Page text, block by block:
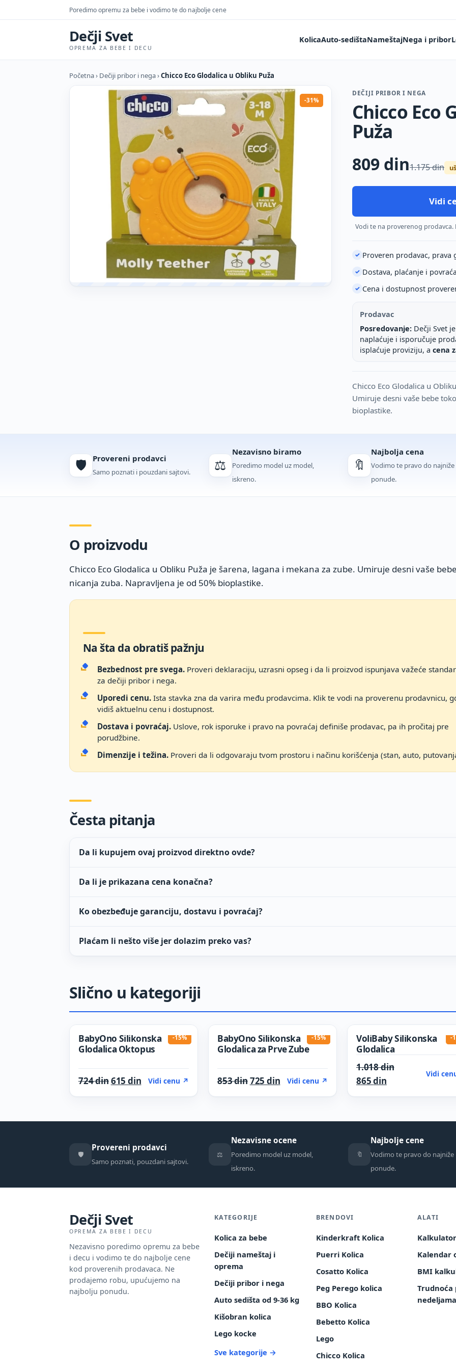
Poredimo opremu za bebe i vodimo te do najbolje cene
Dečji Svet
OPREMA ZA BEBE I DECU
KolicaAuto-sedištaNameštajNega i pribor
Početna› Dečiji pribor i nega›Chicco Eco Glodalica u Obliku Puža
-31%
DEČIJI PRIBOR I NEGA
Chicco Eco
Puža
809 din1.175 din
Vidi
Vodi te na proverenog prodavca.
✓ Proveren prodavac, prava
✓ Dostava, plaćanje i
✓ Cena i dostupnost
Prodavac
Posredovanje: Dečji Svet
naplaćuje i isporučuje
isplaćuje proviziju, a cena
Chicco Eco Glodalica u
Umiruje desni vaše bebe
bioplastike.
🛡️ Provereni prodavci
Samo poznati i pouzdani sajtovi. ⚖️
Nezavisno biramo
Poredimo model uz model,
iskreno.
🔖
Najbolja cena
Vodimo te pravo do najniže
ponude.
O proizvodu
Chicco Eco Glodalica u Obliku Puža je šarena, lagana i mekana za zube. Umiruje desni vaše
nicanja zuba. Napravljena je od 50% bioplastike.
Na šta da obratiš pažnju
Bezbednost pre svega. Proveri deklaraciju, uzrasni opseg i da li proizvod ispunjava važeće
za dečiji pribor i nega.
Uporedi cenu. Ista stavka zna da varira među prodavcima. Klik te vodi na proverenu prodavnicu,
vidiš aktuelnu cenu i dostupnost.
Dostava i povraćaj. Uslove, rok isporuke i pravo na povraćaj definiše prodavac, pa ih pročitaj pre
porudžbine.
Dimenzije i težina. Proveri da li odgovaraju tvom prostoru i načinu korišćenja (stan, auto,
Česta pitanja
Da li kupujem ovaj proizvod direktno ovde?
Da li je prikazana cena konačna?
Ko obezbeđuje garanciju, dostavu i povraćaj?
Plaćam li nešto više jer dolazim preko vas?
Slično u kategoriji
-15%
BabyOno Silikonska
Glodalica Oktopus
724dinOriginal price was: 724 din.
615 dinCurrent price is: 615 din.
Vidi cenu ↗
-15%
BabyOno Silikonska
Glodalica za Prve Zube
853dinOriginal price was: 853 din.
725 dinCurrent price is: 725 din.
Vidi cenu ↗
-
VoliBaby Silikonska
Glodalica
1.018dinOriginal price
865dinCurrent price is:
Vidi
🛡️
Provereni prodavci
Samo poznati, pouzdani sajtovi.
⚖️
Nezavisne ocene
Poredimo model uz model,
iskreno.
🔖
Najbolje cene
Vodimo te pravo do najniže
ponude.
Dečji Svet
OPREMA ZA BEBE I DECU
Nezavisno poredimo opremu za bebe
i decu i vodimo te do najbolje cene
kod proverenih prodavaca. Ne
prodajemo robu, upućujemo na
najbolju ponudu.
KATEGORIJE
Kolica za bebe
Dečiji nameštaj i
oprema
Dečiji pribor i nega
Auto sedišta od 9-36 kg
Kišobran kolica
Lego kocke
Sve kategorije →
BRENDOVI
Kinderkraft Kolica
Puerri Kolica
Cosatto Kolica
Peg Perego kolica
BBO Kolica
Bebetto Kolica
Lego
Chicco Kolica
ALATI
Kalendar
BMI
Trudnoća
nedeljama